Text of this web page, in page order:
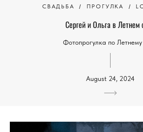
СВАДЬБА ПРОГУЛКА
Сергей и Ольга в Летнем
Фотопрогулка по Летнему
August 24, 2024